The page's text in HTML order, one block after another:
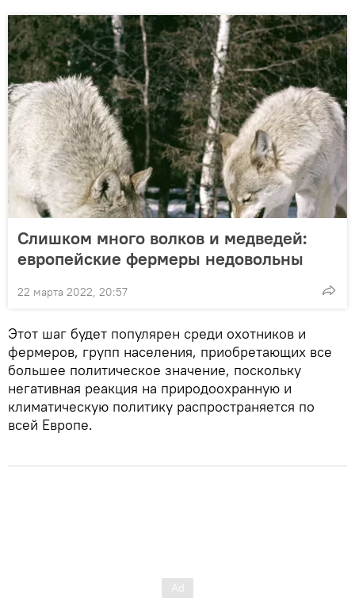
Слишком много волков и медведей:
европейские фермеры недовольны
22 марта 2022, 20:57
Этот шаг будет популярен среди охотников и
фермеров, групп населения, приобретающих все
большее политическое значение, поскольку
негативная реакция на природоохранную и
климатическую политику распространяется по
всей Европе.